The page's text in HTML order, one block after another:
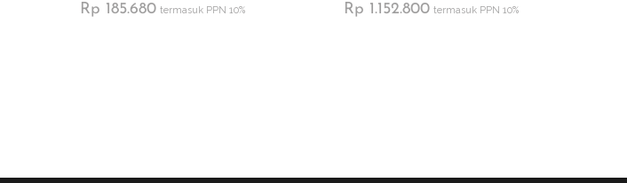
Rp 185.680 termasuk PPN 10% Rp 1.152.800 termasuk PPN 10%